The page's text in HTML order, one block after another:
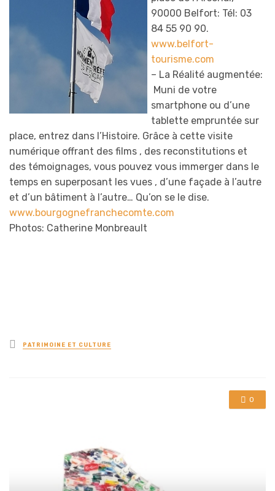
90000 Belfort: Tél: 03
84 55 90 90.
www.belfort-
tourisme.com
– La Réalité augmentée:
Muni de votre
smartphone ou d’une
tablette empruntée sur
place, entrez dans l’Histoire. Grâce à cette visite
numérique offrant des films , des reconstitutions et
des témoignages, vous pouvez vous immerger dans le
temps en superposant les vues , d’une façade à l’autre
et d’un bâtiment à l’autre… Qu’on se le dise.
www.bourgognefranchecomte.com
Photos: Catherine Monbreault
Posted
in
PATRIMOINE ET CULTURE
0